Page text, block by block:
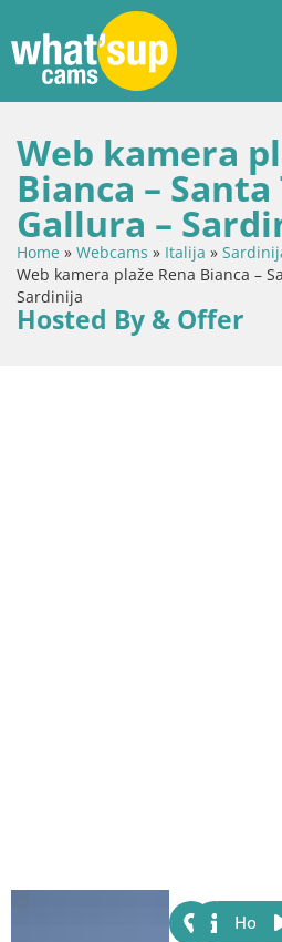
Web kamera
Bianca – Santa
Gallura –
Home » Webcams » Italija »
Web kamera plaže Rena Bianca –
Sardinija
Hosted By & Offer
Host